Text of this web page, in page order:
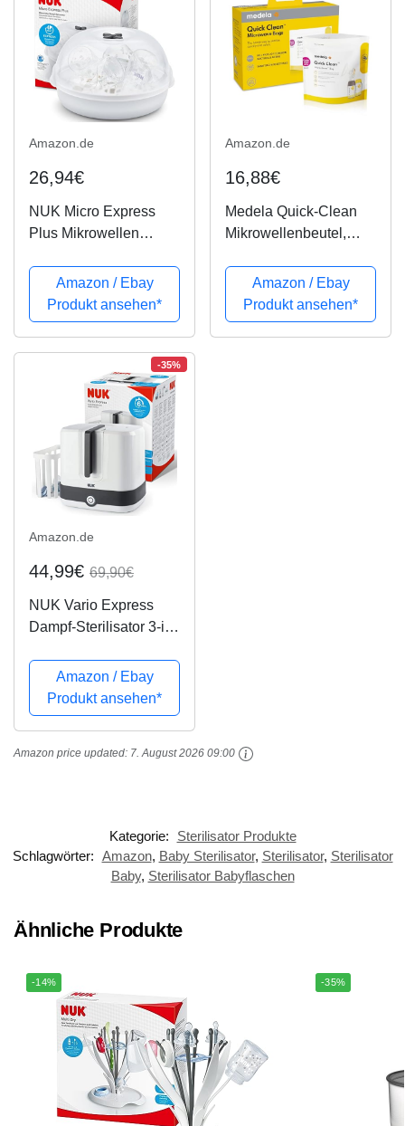
Amazon.de
26,94€
NUK Micro Express
Plus Mikrowellen
babyflaschen, 4+
Babyflaschen &
Zubehör, schnell,
effektiv & gründlich
Amazon / Ebay
Produkt ansehen*
Amazon.de
16,88€
Medela Quick-Clean
Mikrowellenbeutel,
Babyflaschen, Sauger
und Stillzubehör in der
Mikrowelle, bis zu 20
Mal verwendbar, 5er
Amazon / Ebay
Produkt ansehen*
-35%
Amazon.de
44,99€ 69,90€
NUK Vario Express
Dampf-Sterilisator 3-in-
Babyflaschen, Sauger
& Zubehör oder
Milchpumpe
Amazon / Ebay
Produkt ansehen*
Amazon price updated: 7. August 2026 09:00
Kategorie:
Sterilisator Produkte
Schlagwörter: Amazon, Baby Sterilisator, Sterilisator, Sterilisator
Baby, Sterilisator Babyflaschen
Ähnliche Produkte
-14% -35%